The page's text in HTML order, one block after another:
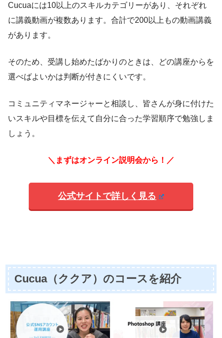
Cucuaには10以上のスキルカテゴリーがあり、それぞれ
に講義動画が複数あります。合計で200以上もの動画講義
があります。
そのため、受講し始めたばかりのときは、どの講座からを
選べばよいかは判断が付きにくいです。
コミュニティマネージャーと相談し、皆さんが身に付けた
いスキルや目標を伝えて自分に合った学習順序で勉強しま
しょう。
＼まずはオンライン説明会から！／
公式サイトで詳しく見る
Cucua（ククア）のコースを紹介